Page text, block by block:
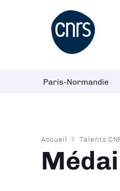
Fil
d'Ariane
Accueil Talents